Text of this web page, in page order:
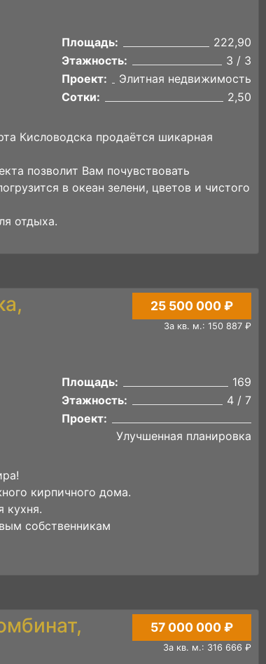
Площадь:
222,90
Этажность:
3 / 3
Проект:
Элитная недвижимость
Сотки:
2,50
Кисловодска продаётся шикарная
позволит Вам почувствовать
в океан зелени, цветов и чистого
отдыха.
25 500 000 ₽
За кв. м.: 150 887 ₽
Площадь:
169
Этажность:
4 / 7
Проект:
Улучшенная планировка
кирпичного дома.
кухня.
собственникам
57 000 000 ₽
За кв. м.: 316 666 ₽